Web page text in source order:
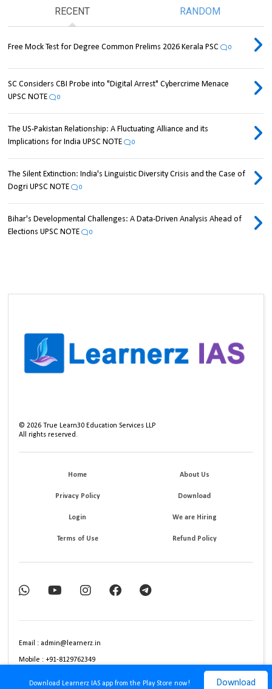
Download Learnerz IAS app from the Play Store now! Download
RECENT RANDOM
Free Mock Test for Degree Common Prelims 2026 Kerala PSC 0
SC Considers CBI Probe into "Digital Arrest" Cybercrime Menace
UPSC NOTE
0
The US-Pakistan Relationship: A Fluctuating Alliance and its
Implications for India UPSC NOTE
0
The Silent Extinction: India's Linguistic Diversity Crisis and the Case of
Dogri UPSC NOTE
0
Bihar's Developmental Challenges: A Data-Driven Analysis Ahead of
Elections UPSC NOTE
0
©2026 True Learn30 Education Services LLP
All rights reserved.
Home About Us
Privacy Policy Download
Login We are Hiring
Terms of Use Refund Policy
Email : admin@learnerz.in
Mobile : +91-8129762349